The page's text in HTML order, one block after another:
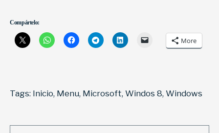
Compártelo:
More
Tags: Inicio, Menu, Microsoft, Windos 8, Windows